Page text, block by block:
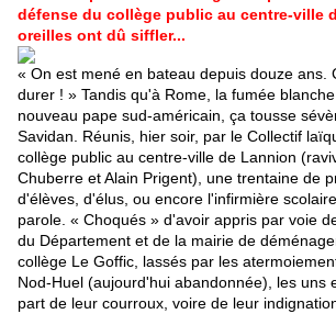
défense du collège public au centre-ville
oreilles ont dû siffler...
« On est mené en bateau depuis douze ans.
durer ! » Tandis qu'à Rome, la fumée
nouveau pape sud-américain, ça tousse
Savidan. Réunis, hier soir, par le Collectif
collège public au centre-ville de Lannion
Chuberre et Alain Prigent), une trentaine de
d'élèves, d'élus, ou encore l'infirmière
parole. « Choqués » d'avoir appris par voie
du Département et de la mairie de
collège Le Goffic, lassés par les
Nod-Huel (aujourd'hui abandonnée), les uns
part de leur courroux, voire de leur